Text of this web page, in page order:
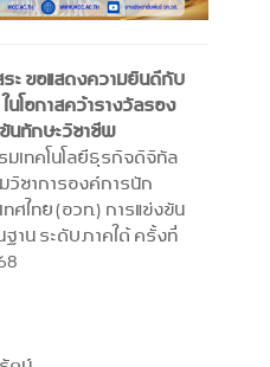
ะ ขอแสดงความยินดีกับ
ในโอกาสคว้ารางวัลรอง
นทักษะวิชาชีพ
เทคโนโลยีธุรกิจดิจิทัล
วิชาการองค์การนัก
ศไทย (อวท.) การแข่งขัน
าน ระดับภาคใต้ ครั้งที่